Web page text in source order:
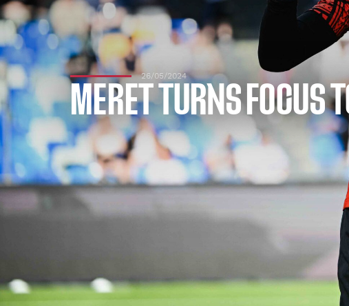
26/05/2024
MERET TURNS FOCUS